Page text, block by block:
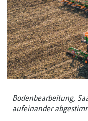
Bodenbearbeitung,
aufeinander